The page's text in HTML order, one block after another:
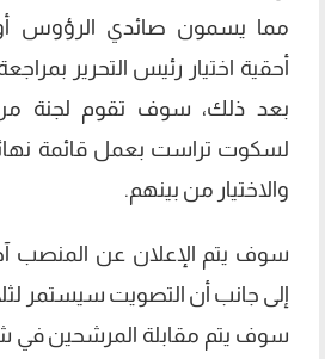
مما يسمون صائدي الرؤوس
أحقية اختيار رئيس التحرير
بعد ذلك، سوف تقوم لجنة من
لسكوت تراست بعمل قائمة
والاختيار من بينهم.
سوف يتم الإعلان عن المنصب آخر
إلى جانب أن التصويت سيستمر
سوف يتم مقابلة المرشحين في